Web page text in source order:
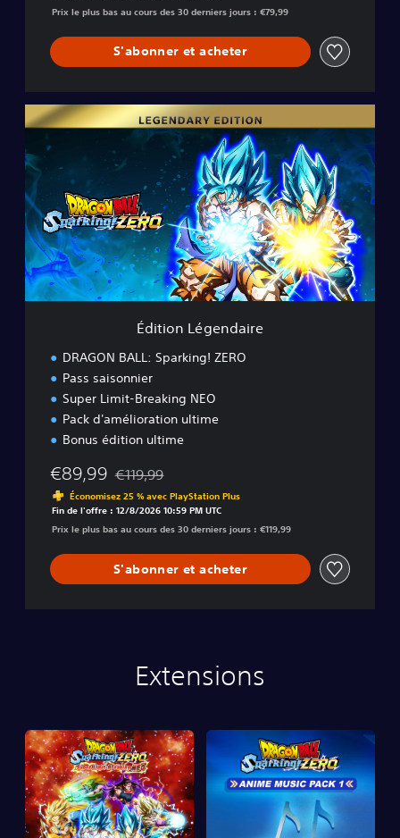
Prix le plus bas au cours des 30 derniers jours : €79,99
S'abonner et acheter
d
i
t
o
n
L
é
g
e
n
Édition Légendaire
DRAGON BALL: Sparking! ZERO
Pass saisonnier
Super Limit-Breaking NEO
Pack d'amélioration ultime
Bonus édition ultime
€89,99 Remise par rapport au prix d'origine de €119,99
€119,99
Économisez 25 % avec PlayStation Plus
Fin de l'offre : 12/8/2026 10:59 PM UTC
Prix le plus bas au cours des 30 derniers jours : €119,99
S'abonner et acheter
Extensions